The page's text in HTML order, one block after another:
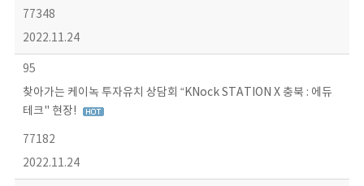
77348
2022.11.24
95
찾아가는 케이녹 투자유치 상담회 “KNock STATION X 충북 : 에듀
테크" 현장!
77182
2022.11.24